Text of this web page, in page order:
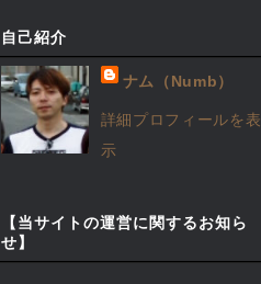
自己紹介
ナム（Numb）
詳細プロフィールを表
示
【当サイトの運営に関するお知ら
せ】